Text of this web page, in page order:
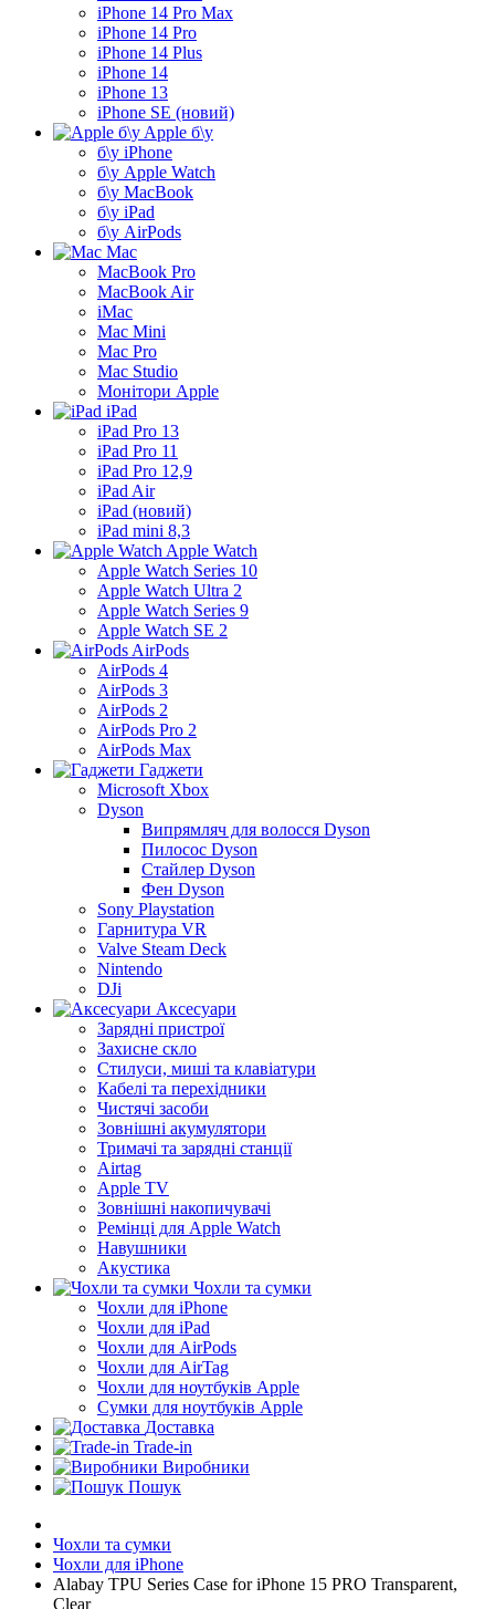
iPhone 14 Pro Max
iPhone 14 Pro
iPhone 14 Plus
iPhone 14
iPhone 13
iPhone SE (новий)
Apple б\у
б\у iPhone
б\у Apple Watch
б\у MacBook
б\у iPad
б\у AirPods
Mac
MacBook Pro
MacBook Air
iMac
Mac Mini
Mac Pro
Mac Studio
Монітори Apple
iPad
iPad Pro 13
iPad Pro 11
iPad Pro 12,9
iPad Air
iPad (новий)
iPad mini 8,3
Apple Watch
Apple Watch Series 10
Apple Watch Ultra 2
Apple Watch Series 9
Apple Watch SE 2
AirPods
AirPods 4
AirPods 3
AirPods 2
AirPods Pro 2
AirPods Max
Гаджети
Microsoft Xbox
Dyson
Випрямляч для волосся Dyson
Пилосос Dyson
Стайлер Dyson
Фен Dyson
Sony Playstation
Гарнитура VR
Valve Steam Deck
Nintendo
DJi
Аксесуари
Зарядні пристрої
Захисне скло
Стилуси, миші та клавіатури
Кабелі та перехідники
Чистячі засоби
Зовнішні акумулятори
Тримачі та зарядні станції
Airtag
Apple TV
Зовнішні накопичувачі
Ремінці для Apple Watch
Навушники
Акустика
Чохли та сумки
Чохли для iPhone
Чохли для iPad
Чохли для AirPods
Чохли для AirTag
Чохли для ноутбуків Apple
Сумки для ноутбуків Apple
Доставка
Trade-in
Виробники
Пошук
Чохли та сумки
Чохли для iPhone
Alabay TPU Series Case for iPhone 15 PRO Transparent,
Clear